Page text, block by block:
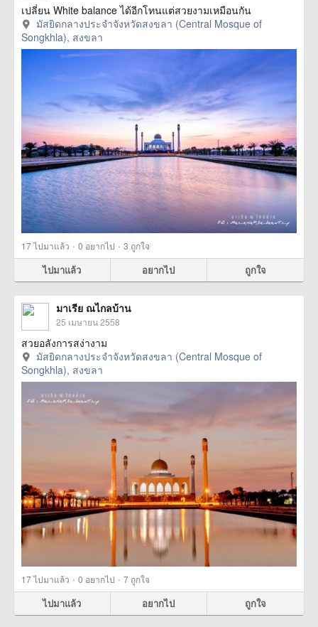
เปลี่ยน White balance ได้อีกโทนแต่สวยงามเหมือนกัน
มัสยิดกลางประจำจังหวัดสงขลา (Central Mosque of
Songkhla), สงขลา
17ไปมาแล้ว · 0 อยากไป · 3 ถูกใจ
ไปมาแล้ว อยากไป ถูกใจ
มาเรีย ณไกลบ้าน
25 เมษายน 2558
สวยอลังการสง่างาม
มัสยิดกลางประจำจังหวัดสงขลา (Central Mosque of
Songkhla), สงขลา
17ไปมาแล้ว · 0 อยากไป · 7 ถูกใจ
ไปมาแล้ว อยากไป ถูกใจ